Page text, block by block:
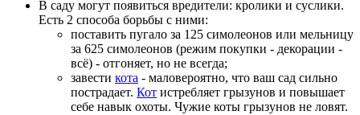
В саду могут появиться вредители: кролики и суслики.
Есть 2 способа борьбы с ними:
поставить пугало за 125 симолеонов или мельницу
за 625 симолеонов (режим покупки - декорации -
всё) - отгоняет, но не всегда;
завести кота - маловероятно, что ваш сад сильно
пострадает. Кот истребляет грызунов и повышает
себе навык охоты. Чужие коты грызунов не ловят.